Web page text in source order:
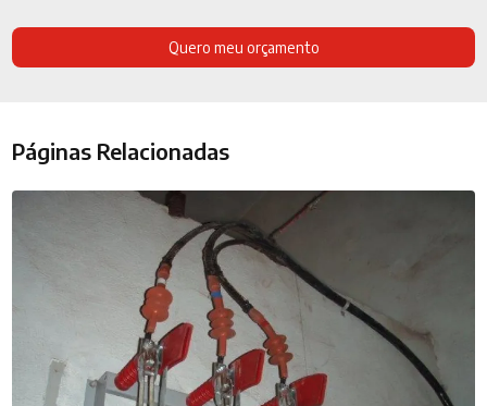
Quero meu orçamento
Páginas Relacionadas